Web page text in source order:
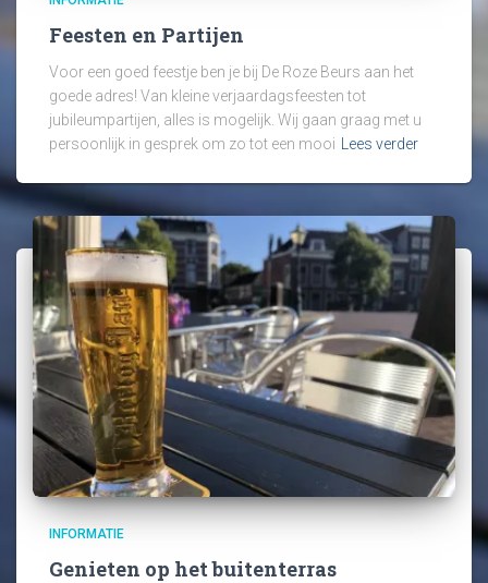
Feesten en Partijen
Voor een goed feestje ben je bij De Roze Beurs aan het
goede adres! Van kleine verjaardagsfeesten tot
jubileumpartijen, alles is mogelijk. Wij gaan graag met u
persoonlijk in gesprek om zo tot een mooi
Lees verder
INFORMATIE
Genieten op het buitenterras